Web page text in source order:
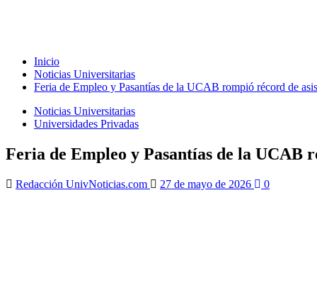
Inicio
Noticias Universitarias
Feria de Empleo y Pasantías de la UCAB rompió récord de
Noticias Universitarias
Universidades Privadas
Feria de Empleo y Pasantías de la UCAB
Redacción UnivNoticias.com 27 de mayo de 2026 0